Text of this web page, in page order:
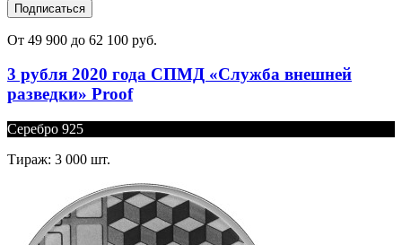
Подписаться
От 49 900 до 62 100 руб.
3 рубля 2020 года СПМД «Служба внешней
разведки» Proof
Серебро 925
Тираж: 3 000 шт.